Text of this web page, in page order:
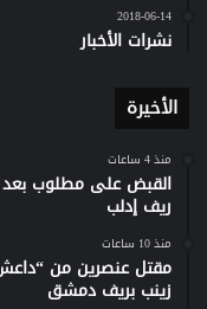
2018-06-14
نشرات الأخبار
الأخيرة
منذ 4 ساعات
ريف إدلب
منذ 10 ساعات
مقتل عنصرين من
زينب بريف دمشق